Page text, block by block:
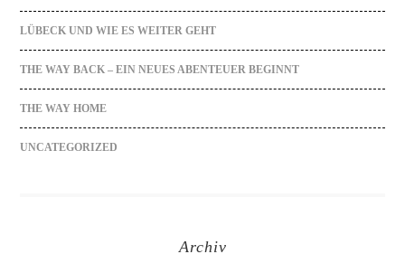
LÜBECK UND WIE ES WEITER GEHT
THE WAY BACK – EIN NEUES ABENTEUER BEGINNT
THE WAY HOME
UNCATEGORIZED
Archiv